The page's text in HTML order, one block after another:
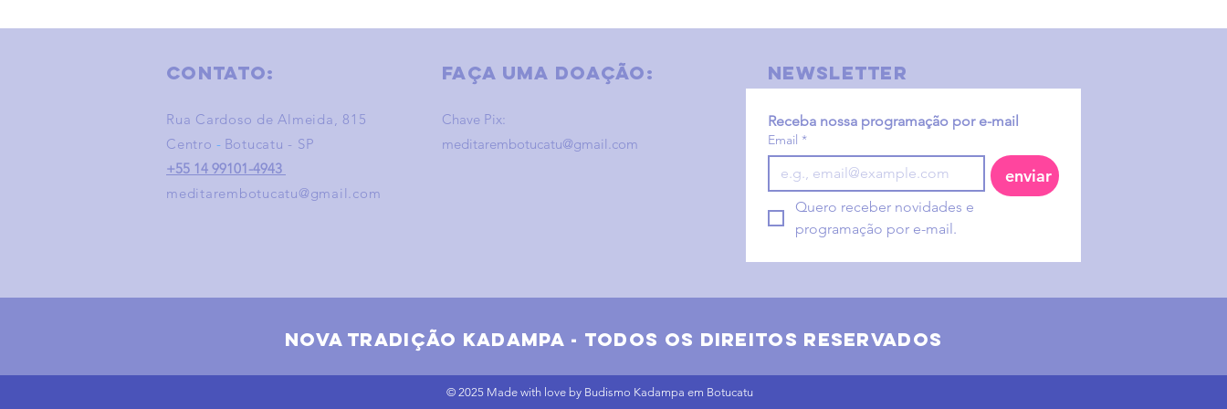
Contato:
Rua Cardoso de Almeida, 815
Centro - Botucatu - SP
+55 14 99101-4943
meditarembotucatu@gmail.com
Faça uma doação:
Chave Pix:
meditarembotucatu@gmail.com
newsletter
Receba nossa programação por e-mail
Email *
enviar
Quero receber novidades e
programação por e-mail.
nova tradição Kadampa - todos os direitos reservados
© 2025 Made with love by Budismo Kadampa em Botucatu